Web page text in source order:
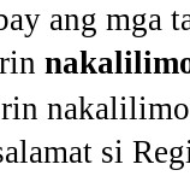
ang mga
si